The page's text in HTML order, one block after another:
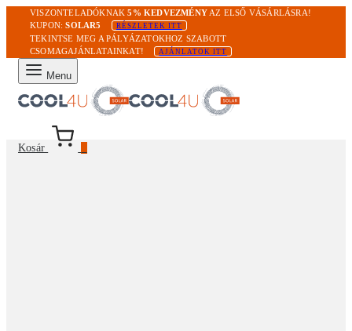
VISZONTELADÓKNAK5% KEDVEZMÉNY AZ ELSŐ VÁSÁRLÁSRA!
KUPON:SOLAR5 RÉSZLETEK ITT
TEKINTSE MEG A PÁLYÁZATOKHOZ SZABOTT
CSOMAGAJÁNLATAINKAT!
AJÁNLATOK ITT
Menu
Kosár